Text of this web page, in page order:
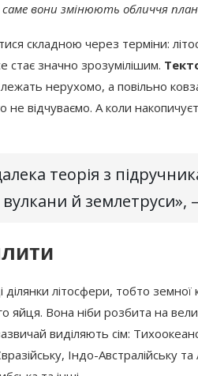
вони змінюють обличчя
складною через терміни:
значно зрозумілішим.
нерухомо, а повільно
відчуваємо. А коли
теорія з
й
літосфери, тобто
яйця. Вона ніби розбита на
виділяють сім:
Індо-Австралійську